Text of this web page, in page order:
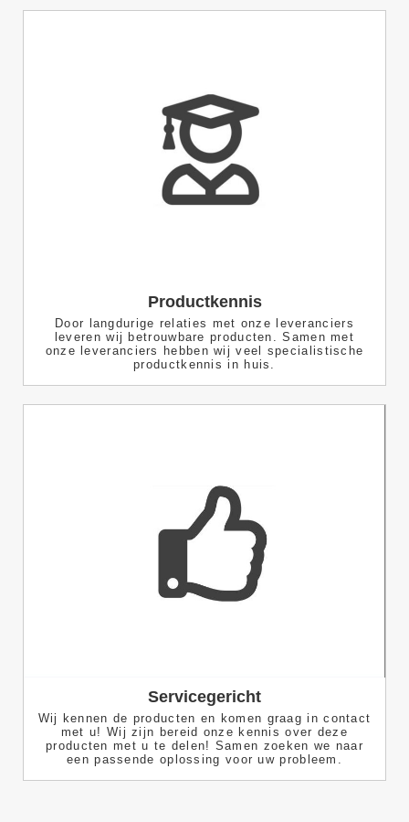
Productkennis
Door langdurige relaties met onze leveranciers
leveren wij betrouwbare producten. Samen met
onze leveranciers hebben wij veel specialistische
productkennis in huis.
Servicegericht
Wij kennen de producten en komen graag in contact
met u! Wij zijn bereid onze kennis over deze
producten met u te delen! Samen zoeken we naar
een passende oplossing voor uw probleem.